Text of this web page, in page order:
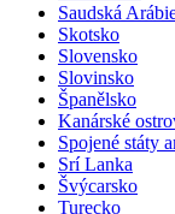
Saudská
Skotsko
Slovensko
Slovinsko
Španělsko
Kanárské
Spojené státy
Srí Lanka
Švýcarsko
Turecko